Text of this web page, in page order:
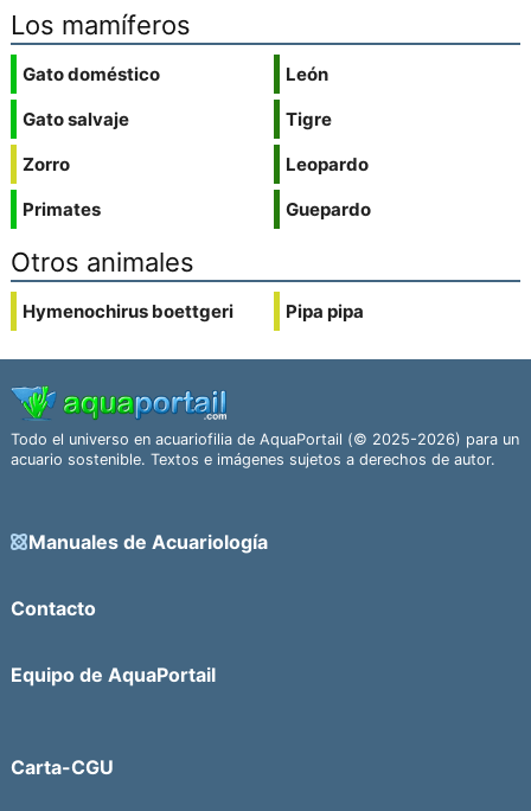
Los mamíferos
Gato doméstico
Gato salvaje
Zorro
Primates
León
Tigre
Leopardo
Guepardo
Otros animales
Hymenochirus boettgeri Pipa pipa
Todo el universo en acuariofilia de AquaPortail (© 2025-2026) para un
acuario sostenible. Textos e imágenes sujetos a derechos de autor.
Manuales de Acuariología
Contacto
Equipo de AquaPortail
Carta-CGU